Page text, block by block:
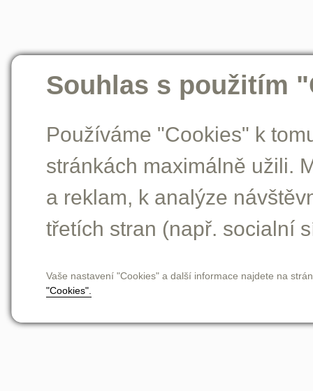
Souhlas s použitím
Používáme "Cookies" k
stránkách maximálně užili.
a reklam, k analýze
třetích stran (např. socialní
Vaše nastavení "Cookies" a další informace najdete na
"Cookies".